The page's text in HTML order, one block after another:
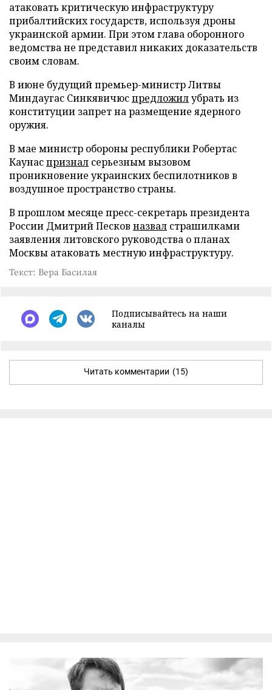
атаковать критическую инфраструктуру
прибалтийских государств, используя дроны
украинской армии. При этом глава оборонного
ведомства не представил никаких доказательств
своим словам.
В июне будущий премьер-министр Литвы
Миндаугас Синкявичюспредложилубрать из
конституции запрет на размещение ядерного
оружия.
В мае министр обороны республики Робертас
Каунаспризнал серьезным вызовом
проникновение украинских беспилотников в
воздушное пространство страны.
В прошлом месяце пресс-секретарь президента
России Дмитрий Песков назвал страшилками
заявления литовского руководства о планах
Москвы атаковать местную инфраструктуру.
Текст: Вера Басилая
Подписывайтесь на наши
каналы
Читать комментарии (15)